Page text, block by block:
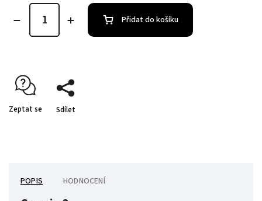
Přidat do košíku
Zeptat se Sdílet
POPIS HODNOCENÍ